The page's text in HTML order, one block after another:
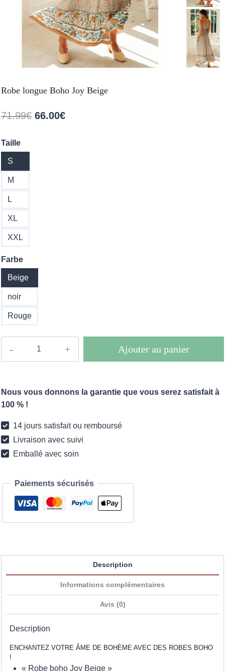
Robe longue Boho Joy Beige
71.99€ Le
66.00€Le
Taille
S
M
L
XL
XXL
Farbe
Beige
noir
Rouge
Boho
Joy
Ajouter au panier
Nous vous donnons la garantie que vous serez satisfait à
100 % !
14 jours satisfait ou remboursé
Livraison avec suivi
Emballé avec soin
Paiements sécurisés
Description
Informations complémentaires
Avis (0)
Description
ENCHANTEZ VOTRE ÂME DE BOHÈME AVEC DES ROBES BOHO
!
« Robe boho Joy Beige »